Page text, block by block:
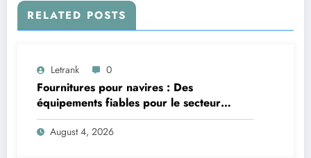
RELATED POSTS
Letrank 0
Fournitures pour navires : Des
équipements fiables pour le secteur
maritime
August 4, 2026